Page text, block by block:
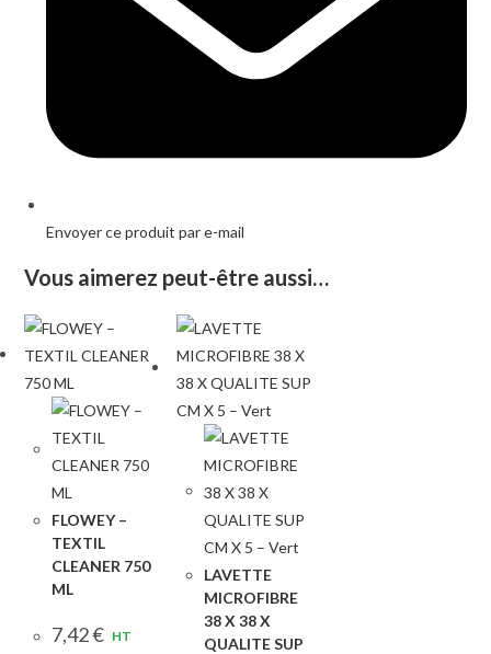
Envoyer ce produit par e-mail
Vous aimerez peut-être aussi…
FLOWEY –
TEXTIL
CLEANER 750
ML
7,42€ HT
LAVETTE
MICROFIBRE
38 X 38 X
QUALITE SUP